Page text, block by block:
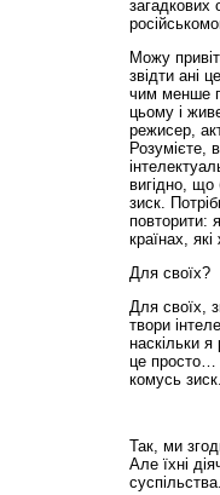
загадкових
Можу
звідти ані
чим менше
цьому і
режисер,
Розумієте,
вигідно, що
зиск.
повторити:
країнах,
Для своїх?
Для своїх,
твори
наскільки
це просто…
комусь зиск.
Так, ми
Але їхні